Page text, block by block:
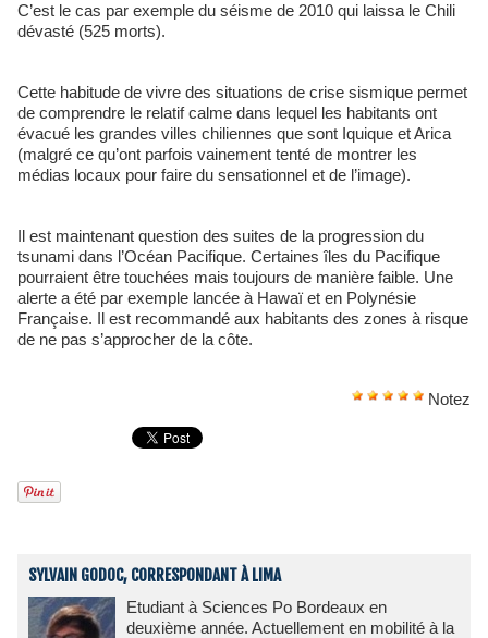
C’est le cas par exemple du séisme de 2010 qui laissa le Chili
dévasté (525 morts).
Cette habitude de vivre des situations de crise sismique permet
de comprendre le relatif calme dans lequel les habitants ont
évacué les grandes villes chiliennes que sont Iquique et Arica
(malgré ce qu’ont parfois vainement tenté de montrer les
médias locaux pour faire du sensationnel et de l’image).
Il est maintenant question des suites de la progression du
tsunami dans l’Océan Pacifique. Certaines îles du Pacifique
pourraient être touchées mais toujours de manière faible. Une
alerte a été par exemple lancée à Hawaï et en Polynésie
Française. Il est recommandé aux habitants des zones à risque
de ne pas s’approcher de la côte.
Notez
SYLVAIN GODOC, CORRESPONDANT À LIMA
Etudiant à Sciences Po Bordeaux en
deuxième année. Actuellement en mobilité à la